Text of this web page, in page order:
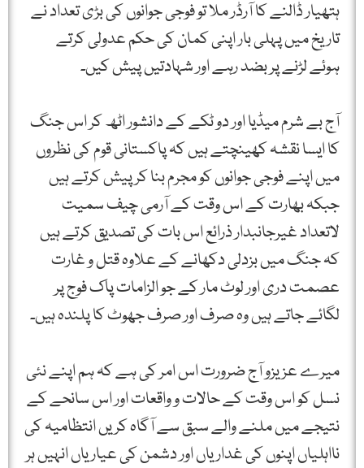
ہتھیار ڈالنے کا آرڈر ملا تو فوجی جوانوں کی بڑی تعداد نے
تاریخ میں پہلی بار اپنی کمان کی حکم عدولی کرتے
ہوئے لڑنے پر بضد رہے اور شہادتیں پیش کیں۔
آج بے شرم میڈیا اور دو ٹکے کے دانشور اٹھ کر اس جنگ
کا ایسا نقشہ کھینچتے ہیں کہ پاکستانی قوم کی نظروں
میں اپنے فوجی جوانوں کو مجرم بنا کر پیش کرتے ہیں
جبکہ بھارت کے اس وقت کے آرمی چیف سمیت
لاتعداد غیرجانبدار ذرائع اس بات کی تصدیق کرتے ہیں
کہ جنگ میں بزدلی دکھانے کے علاوہ قتل و غارت
عصمت دری اور لوٹ مار کے جو الزامات پاک فوج پر
لگائے جاتے ہیں وہ صرف اور صرف جھوٹ کا پلندہ ہیں۔
میرے عزیزو آج ضرورت اس امر کی ہے کہ ہم اپنے نئی
نسل کو اس وقت کے حالات و واقعات اور اس سانحے کے
نتیجے میں ملنے والے سبق سے آگاہ کریں انتظامیہ کی
نااہلیاں اپنوں کی غداریاں اور دشمن کی عیاریاں انہیں ہر